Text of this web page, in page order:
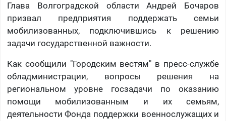
Глава Волгоградской области Андрей Бочаров
призвал предприятия поддержать семьи
мобилизованных, подключившись к решению
задачи государственной важности.
Как сообщили "Городским вестям" в пресс-службе
обладминистрации, вопросы решения на
региональном уровне госзадачи по оказанию
помощи мобилизованным и их семьям,
деятельности Фонда поддержки военнослужащих и